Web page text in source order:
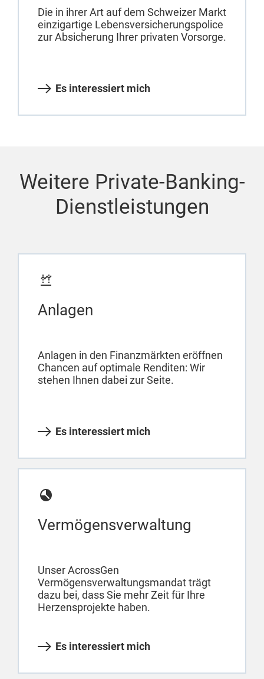
Die in ihrer Art auf dem Schweizer Markt
einzigartige Lebensversicherungspolice
zur Absicherung Ihrer privaten Vorsorge.
Es interessiert mich
Weitere Private-Banking-
Dienstleistungen
Anlagen
Anlagen in den Finanzmärkten eröffnen
Chancen auf optimale Renditen: Wir
stehen Ihnen dabei zur Seite.
Es interessiert mich
Vermögensverwaltung
Unser AcrossGen
Vermögensverwaltungsmandat trägt
dazu bei, dass Sie mehr Zeit für Ihre
Herzensprojekte haben.
Es interessiert mich